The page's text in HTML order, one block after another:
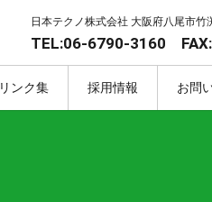
日本テクノ株式会社 大阪府八尾市竹
TEL:06-6790-3160
リンク集 採用情報 お問